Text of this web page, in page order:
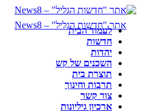
לעמוד הבית
חדשות
יהדות
השכנים של קש
תוצרת בית
תרבות וחינוך
צור קשר
ארכיון גיליונות